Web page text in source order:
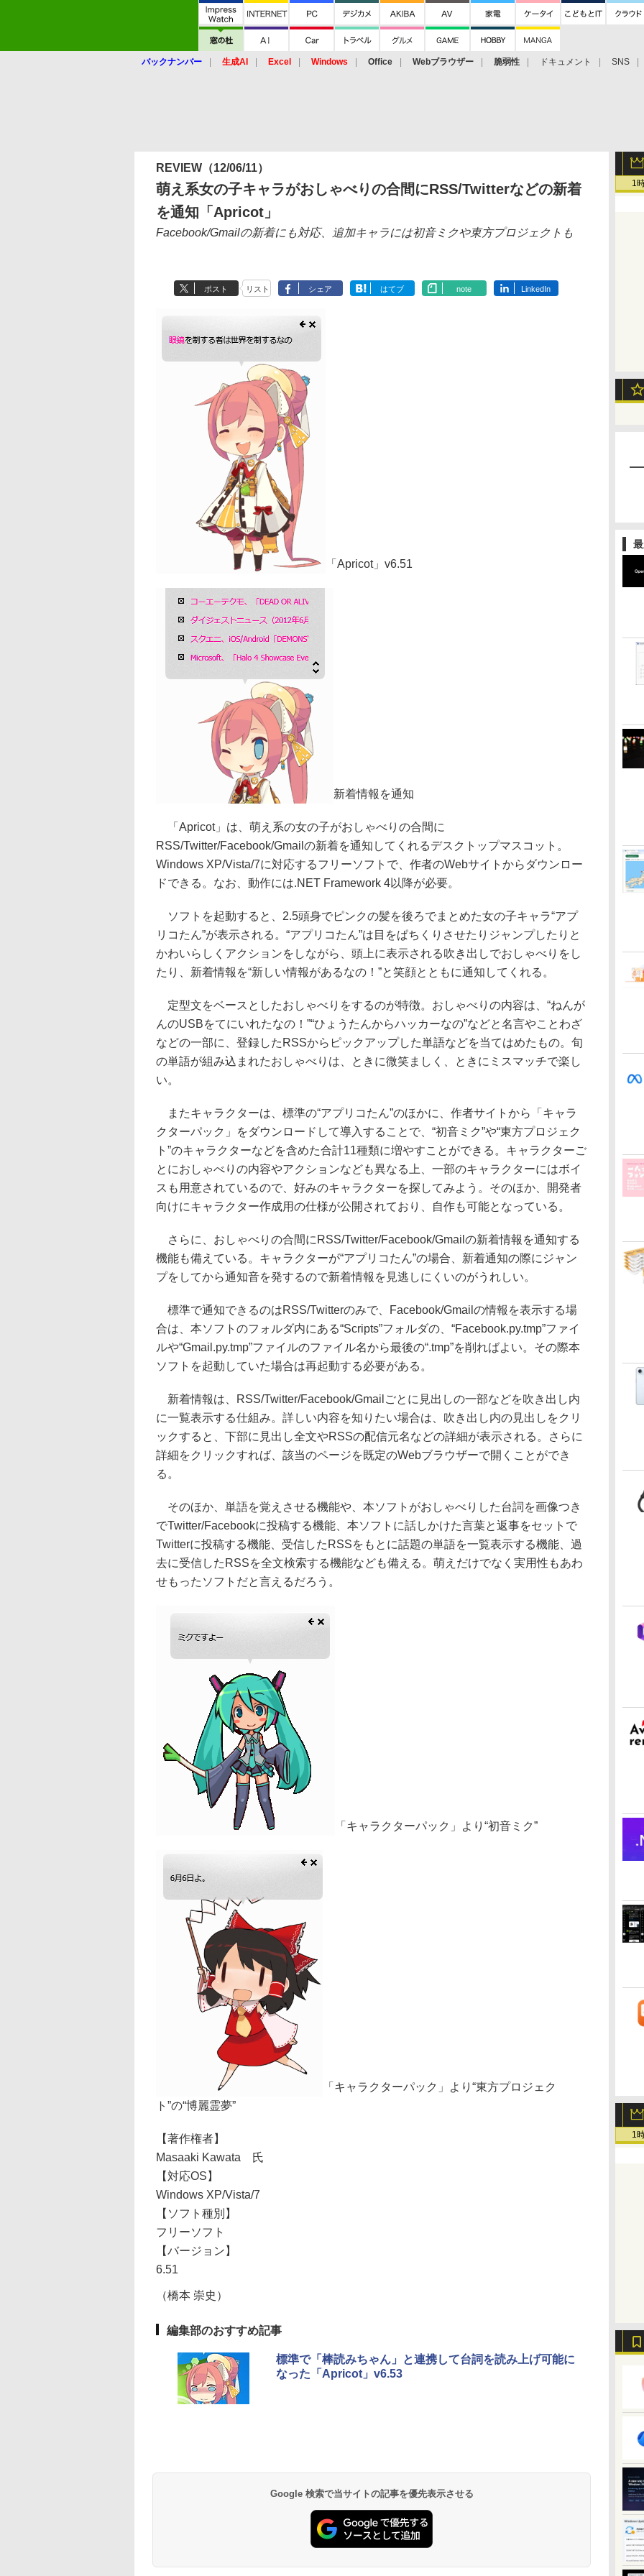
バックナンバー 生成AI Excel Windows Office Webブラウザー 脆弱性 ドキュメント SNS
1
1
REVIEW （12/06/11）
萌え系女の子キャラがおしゃべりの合間にRSS/Twitterなどの新着
を通知「Apricot」
Facebook/Gmailの新着にも対応、追加キャラには初音ミクや東方プロジェクトも
ポスト リスト シェア はてブ note LinkedIn
「Apricot」v6.51
新着情報を通知
「Apricot」は、萌え系の女の子がおしゃべりの合間に
RSS/Twitter/Facebook/Gmailの新着を通知してくれるデスクトップマスコット。
Windows XP/Vista/7に対応するフリーソフトで、作者のWebサイトからダウンロー
ドできる。なお、動作には.NET Framework 4以降が必要。
ソフトを起動すると、2.5頭身でピンクの髪を後ろでまとめた女の子キャラ“アプ
リコたん”が表示される。“アプリコたん”は目をぱちくりさせたりジャンプしたりと
かわいらしくアクションをしながら、頭上に表示される吹き出しでおしゃべりをし
たり、新着情報を“新しい情報があるなの！”と笑顔とともに通知してくれる。
定型文をベースとしたおしゃべりをするのが特徴。おしゃべりの内容は、“ねんが
んのUSBをてにいれたなの！”“ひょうたんからハッカーなの”などと名言やことわざ
などの一部に、登録したRSSからピックアップした単語などを当てはめたもの。旬
の単語が組み込まれたおしゃべりは、ときに微笑ましく、ときにミスマッチで楽し
い。
またキャラクターは、標準の“アプリコたん”のほかに、作者サイトから「キャラ
クターパック」をダウンロードして導入することで、“初音ミク”や“東方プロジェク
ト”のキャラクターなどを含めた合計11種類に増やすことができる。キャラクターご
とにおしゃべりの内容やアクションなども異なる上、一部のキャラクターにはボイ
スも用意されているので、好みのキャラクターを探してみよう。そのほか、開発者
向けにキャラクター作成用の仕様が公開されており、自作も可能となっている。
さらに、おしゃべりの合間にRSS/Twitter/Facebook/Gmailの新着情報を通知する
機能も備えている。キャラクターが“アプリコたん”の場合、新着通知の際にジャン
プをしてから通知音を発するので新着情報を見逃しにくいのがうれしい。
標準で通知できるのはRSS/Twitterのみで、Facebook/Gmailの情報を表示する場
合は、本ソフトのフォルダ内にある“Scripts”フォルダの、“Facebook.py.tmp”ファイ
ルや“Gmail.py.tmp”ファイルのファイル名から最後の“.tmp”を削ればよい。その際本
ソフトを起動していた場合は再起動する必要がある。
新着情報は、RSS/Twitter/Facebook/Gmailごとに見出しの一部などを吹き出し内
に一覧表示する仕組み。詳しい内容を知りたい場合は、吹き出し内の見出しをクリ
ックすると、下部に見出し全文やRSSの配信元名などの詳細が表示される。さらに
詳細をクリックすれば、該当のページを既定のWebブラウザーで開くことができ
る。
そのほか、単語を覚えさせる機能や、本ソフトがおしゃべりした台詞を画像つき
でTwitter/Facebookに投稿する機能、本ソフトに話しかけた言葉と返事をセットで
Twitterに投稿する機能、受信したRSSをもとに話題の単語を一覧表示する機能、過
去に受信したRSSを全文検索する機能なども備える。萌えだけでなく実用性もあわ
せもったソフトだと言えるだろう。
「キャラクターパック」より“初音ミク”
「キャラクターパック」より“東方プロジェク
ト”の“博麗霊夢”
【著作権者】
Masaaki Kawata 氏
【対応OS】
Windows XP/Vista/7
【ソフト種別】
フリーソフト
【バージョン】
6.51
（橋本 崇史）
編集部のおすすめ記事
標準で「棒読みちゃん」と連携して台詞を読み上げ可能に
なった「Apricot」v6.53
Google 検索で当サイトの記事を優先表示させる